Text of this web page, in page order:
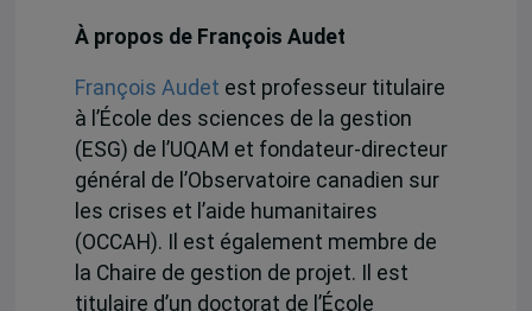
À propos de François Audet
François Audet est professeur titulaire
à l’École des sciences de la gestion
(ESG) de l’UQAM et fondateur-directeur
général de l’Observatoire canadien sur
les crises et l’aide humanitaires
(OCCAH). Il est également membre de
la Chaire de gestion de projet. Il est
titulaire d’un doctorat de l’École